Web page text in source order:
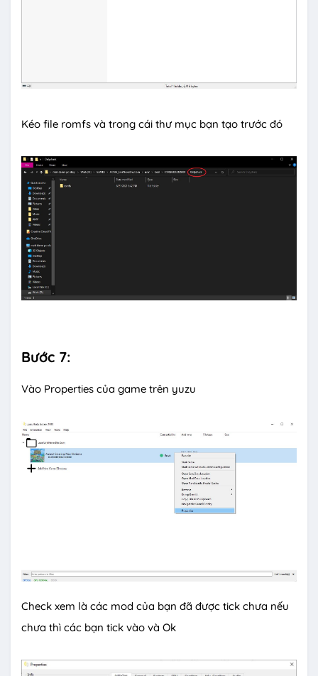
Kéo file romfs và trong cái thư mục bạn tạo trước đó
Bước 7:
Vào Properties của game trên yuzu
Check xem là các mod của bạn đã được tick chưa nếu
chưa thì các bạn tick vào và Ok